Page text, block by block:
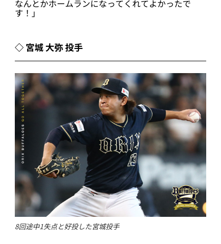
なんとかホームランになってくれてよかったで
す！」
◇ 宮城 大弥 投手
8回途中1失点と好投した宮城投手